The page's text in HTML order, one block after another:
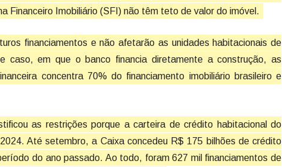
Financeiro Imobiliário (SFI) não têm teto de valor do imóvel.
financiamentos e não afetarão as unidades habitacionais de
caso, em que o banco financia diretamente a construção, as
concentra 70% do financiamento imobiliário brasileiro e
as restrições porque a carteira de crédito habitacional do
Até setembro, a Caixa concedeu R$ 175 bilhões de crédito
do ano passado. Ao todo, foram 627 mil financiamentos de